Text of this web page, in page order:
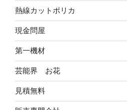
熱線カットポリカ
現金問屋
第一機材
芸能界 お花
見積無料